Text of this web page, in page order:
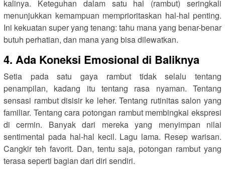
kalinya. Keteguhan dalam satu hal (rambut) seringkali
menunjukkan kemampuan memprioritaskan hal-hal penting.
Ini kekuatan super yang tenang: tahu mana yang benar-benar
butuh perhatian, dan mana yang bisa dilewatkan.
4. Ada Koneksi Emosional di Baliknya
Setia pada satu gaya rambut tidak selalu tentang
penampilan, kadang itu tentang rasa nyaman. Tentang
sensasi rambut disisir ke leher. Tentang rutinitas salon yang
familiar. Tentang cara potongan rambut membingkai ekspresi
di cermin. Banyak dari mereka yang menyimpan nilai
sentimental pada hal-hal kecil. Lagu lama. Resep warisan.
Cangkir teh favorit. Dan, tentu saja, potongan rambut yang
terasa seperti bagian dari diri sendiri.